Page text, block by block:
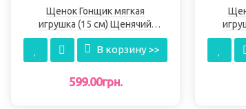
Щенок Гонщик мягкая
игрушка (15 см) Щенячий
патруль. Gund
В корзину >>
599.00грн.